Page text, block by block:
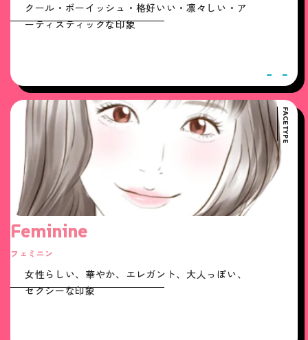
クール・ボーイッシュ・格好いい・凛々しい・ア
ーティスティックな印象
Feminine
フェミニン
女性らしい、華やか、エレガント、大人っぽい、
セクシーな印象
FACE TYPE